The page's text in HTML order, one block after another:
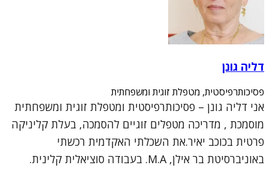
דליה גונן
פסיכותרפיסטית, מטפלת זוגית ומשפחתית
אני דליה גונן – פסיכותרפיסטית ומטפלת זוגית ומשפחתית
מוסמכת , מדריכה מטפלים זוגיים להסמכה, בעלת קליניקה
פרטית בכוכב יאיר.את השכלתי האקדמית רכשתי
באוניברסיטת בר אילן, M.A. בעבודה סוציאלית קלינית.